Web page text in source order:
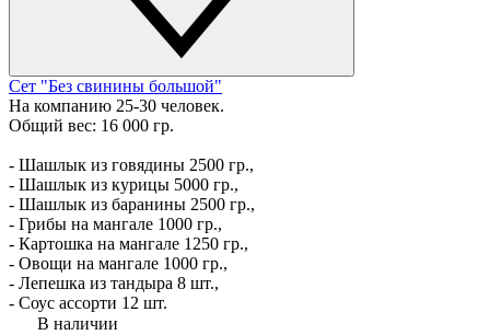
Сет "Без свинины большой"
На компанию 25-30 человек.
Общий вес: 16 000 гр.
- Шашлык из говядины 2500 гр.,
- Шашлык из курицы 5000 гр.,
- Шашлык из баранины 2500 гр.,
- Грибы на мангале 1000 гр.,
- Картошка на мангале 1250 гр.,
- Овощи на мангале 1000 гр.,
- Лепешка из тандыра 8 шт.,
- Соус ассорти 12 шт.
В наличии